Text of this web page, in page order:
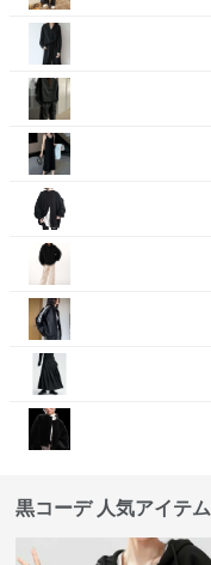
黒コーデ 人気アイテム